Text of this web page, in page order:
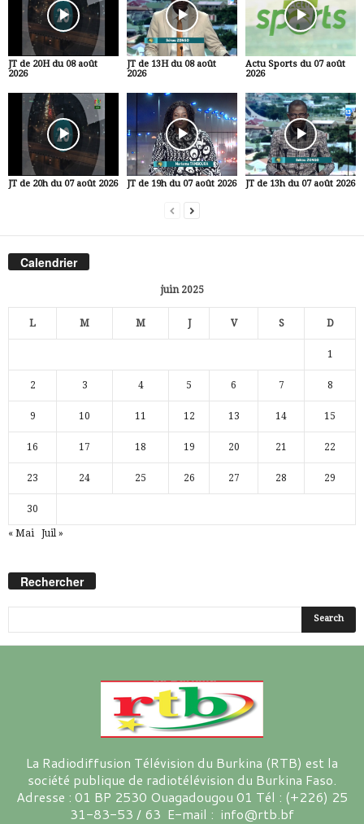
JT de 20H du 08 août
2026
JT de 13H du 08 août
2026
Actu Sports du 07 août
2026
JT de 20h du 07 août 2026 JT de 19h du 07 août 2026 JT de 13h du 07 août 2026
Calendrier
juin 2025
L M M J V S D
1
2 3 4 5 6 7 8
9 10 11 12 13 14 15
16 17 18 19 20 21 22
23 24 25 26 27 28 29
30
« Mai Juil »
Rechercher
La Radiodiffusion Télévision du Burkina (RTB) est la
société publique de radiotélévision du Burkina Faso.
Adresse : 01 BP 2530 Ouagadougou 01 Tél : (+226) 25
31-83-53 / 63 E-mail : info@rtb.bf